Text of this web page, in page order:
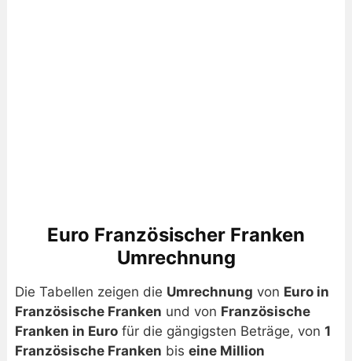
Euro Französischer Franken
Umrechnung
Die Tabellen zeigen die Umrechnung von Euro in
Französische Franken und von Französische
Franken in Eurofür die gängigsten Beträge, von 1
Französische Franken bis eine Million